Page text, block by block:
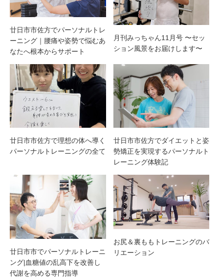
廿日市市佐方でパーソナルトレ
ーニング｜腰痛や姿勢で悩むあ
なたへ根本からサポート
月刊みっちゃん11月号 〜セッ
ション風景をお届けします〜
廿日市市佐方で理想の体へ導く
パーソナルトレーニングの全て
廿日市市佐方でダイエットと姿
勢矯正を実現するパーソナルト
レーニング体験記
廿日市市でパーソナルトレーニ
ング|血糖値の乱高下を改善し
代謝を高める専門指導
お尻＆裏ももトレーニングのバ
リエーション